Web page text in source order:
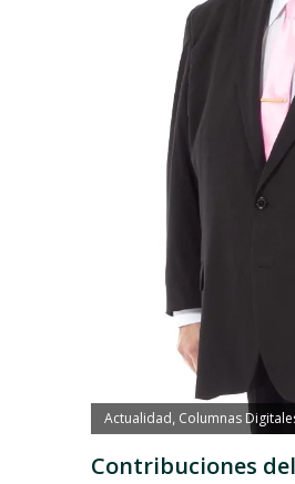
Actualidad Columnas
Contribuciones